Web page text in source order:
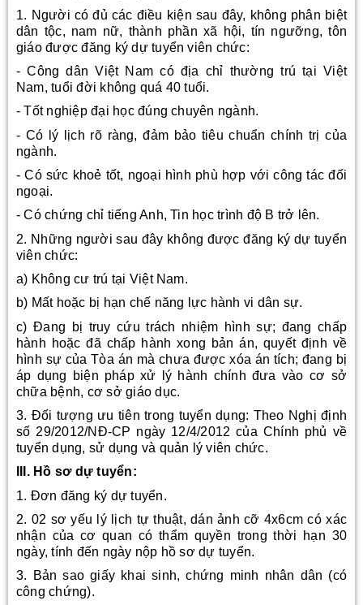
1. Người có đủ các điều kiện sau đây, không phân biệt
dân tộc, nam nữ, thành phần xã hội, tín ngưỡng, tôn
giáo được đăng ký dự tuyển viên chức:
- Công dân Việt Nam có địa chỉ thường trú tại Việt
Nam, tuổi đời không quá 40 tuổi.
- Tốt nghiệp đại học đúng chuyên ngành.
- Có lý lịch rõ ràng, đảm bảo tiêu chuẩn chính trị của
ngành.
- Có sức khoẻ tốt, ngoại hình phù hợp với công tác đối
ngoại.
- Có chứng chỉ tiếng Anh, Tin học trình độ B trở lên.
2. Những người sau đây không được đăng ký dự tuyển
viên chức:
a) Không cư trú tại Việt Nam.
b) Mất hoặc bị hạn chế năng lực hành vi dân sự.
c) Đang bị truy cứu trách nhiệm hình sự; đang chấp
hành hoặc đã chấp hành xong bản án, quyết định về
hình sự của Tòa án mà chưa được xóa án tích; đang bị
áp dụng biện pháp xử lý hành chính đưa vào cơ sở
chữa bệnh, cơ sở giáo dục.
3. Đối tượng ưu tiên trong tuyển dụng: Theo Nghị định
số 29/2012/NĐ-CP ngày 12/4/2012 của Chính phủ về
tuyển dụng, sử dụng và quản lý viên chức.
III. Hồ sơ dự tuyển:
1. Đơn đăng ký dự tuyển.
2. 02 sơ yếu lý lịch tự thuật, dán ảnh cỡ 4x6cm có xác
nhận của cơ quan có thẩm quyền trong thời hạn 30
ngày, tính đến ngày nộp hồ sơ dự tuyển.
3. Bản sao giấy khai sinh, chứng minh nhân dân (có
công chứng).